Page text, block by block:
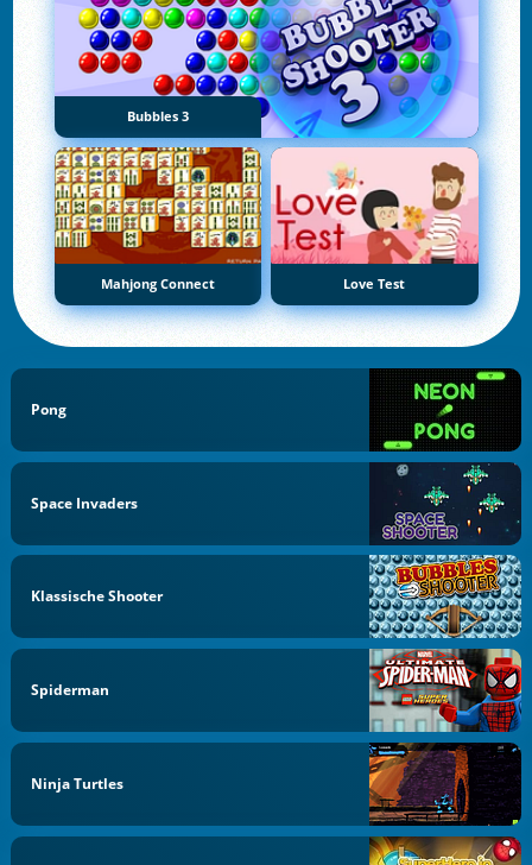
Bubbles 3
Mahjong Connect Love Test
Pong
Space Invaders
Klassische Shooter
Spiderman
Ninja Turtles